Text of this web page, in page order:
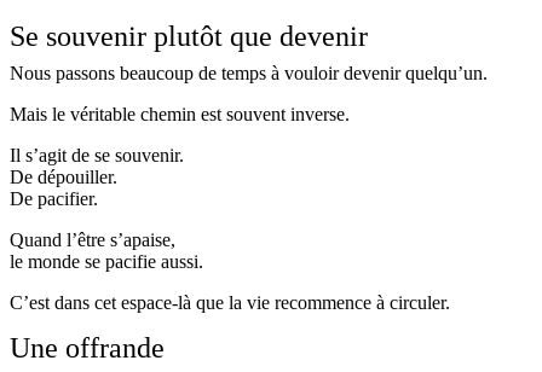
Se souvenir plutôt que devenir
Nous passons beaucoup de temps à vouloir devenir quelqu’un.
Mais le véritable chemin est souvent inverse.
Il s’agit de se souvenir.
De dépouiller.
De pacifier.
Quand l’être s’apaise,
le monde se pacifie aussi.
C’est dans cet espace-là que la vie recommence à circuler.
Une offrande